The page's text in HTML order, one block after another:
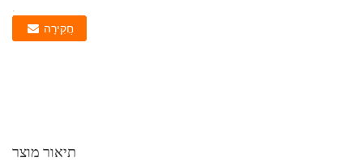
:
חֲקִירָה
תיאור מוצר